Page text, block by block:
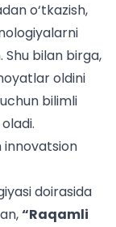
o‘tkazish,
bilan birga,
oldini
bilimli
innovatsion
doirasida
“Raqamli